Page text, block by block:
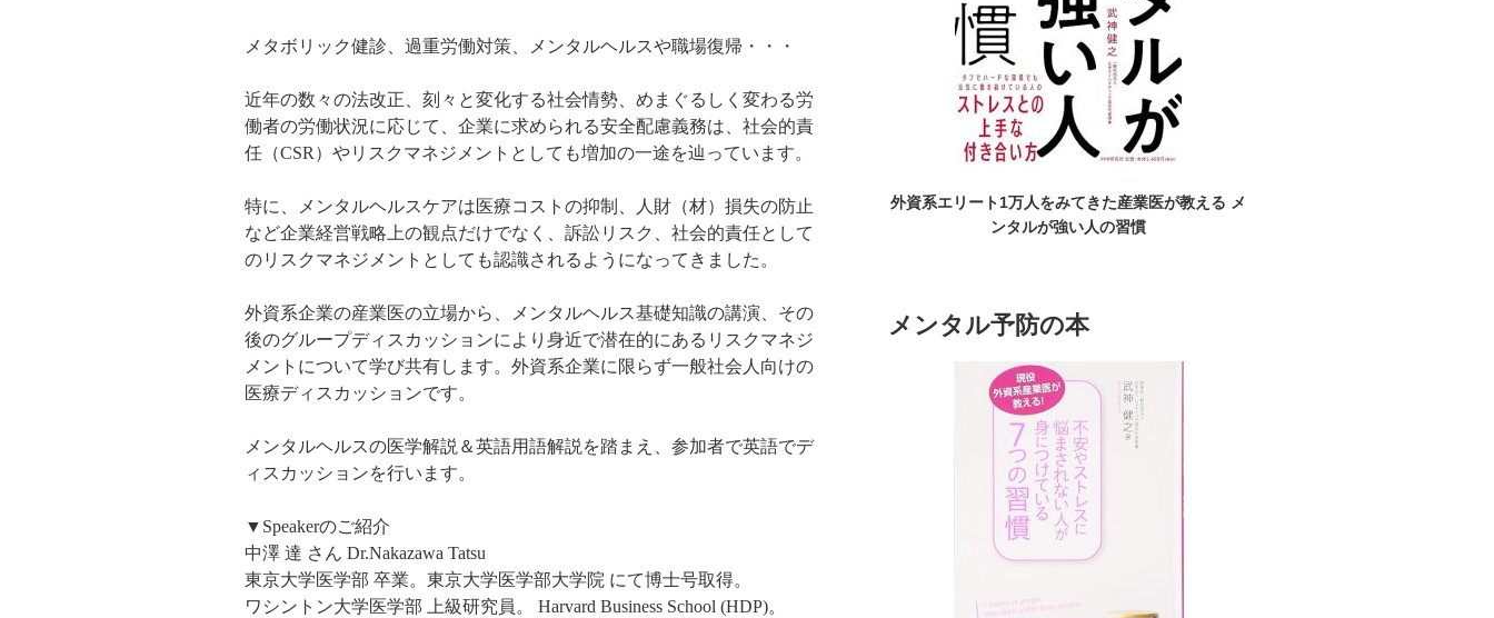
メタボリック健診、過重労働対策、メンタルヘルスや職場復帰・・・
近年の数々の法改正、刻々と変化する社会情勢、めまぐるしく変わる労
働者の労働状況に応じて、企業に求められる安全配慮義務は、社会的責
任（CSR）やリスクマネジメントとしても増加の一途を辿っています。
特に、メンタルヘルスケアは医療コストの抑制、人財（材）損失の防止
など企業経営戦略上の観点だけでなく、訴訟リスク、社会的責任として
のリスクマネジメントとしても認識されるようになってきました。
外資系企業の産業医の立場から、メンタルヘルス基礎知識の講演、その
後のグループディスカッションにより身近で潜在的にあるリスクマネジ
メントについて学び共有します。外資系企業に限らず一般社会人向けの
医療ディスカッションです。
メンタルヘルスの医学解説＆英語用語解説を踏まえ、参加者で英語でデ
ィスカッションを行います。
▼Speakerのご紹介
中澤 達 さん Dr.Nakazawa Tatsu
東京大学医学部 卒業。東京大学医学部大学院 にて博士号取得。
ワシントン大学医学部 上級研究員。 Harvard Business School (HDP)。
外資系エリート1万人をみてきた産業医が教える メ
ンタルが強い人の習慣
メンタル予防の本